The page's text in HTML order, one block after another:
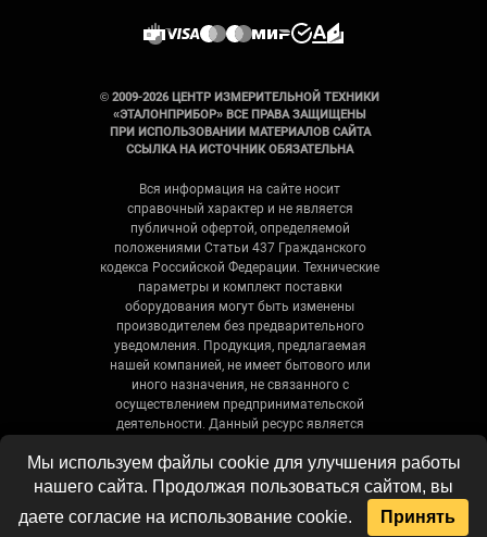
© 2009-2026 ЦЕНТР ИЗМЕРИТЕЛЬНОЙ ТЕХНИКИ
«ЭТАЛОНПРИБОР» ВСЕ ПРАВА ЗАЩИЩЕНЫ
ПРИ ИСПОЛЬЗОВАНИИ МАТЕРИАЛОВ САЙТА
ССЫЛКА НА ИСТОЧНИК ОБЯЗАТЕЛЬНА
Вся информация на сайте носит
справочный характер и не является
публичной офертой, определяемой
положениями Статьи 437 Гражданского
кодекса Российской Федерации. Технические
параметры и комплект поставки
оборудования могут быть изменены
производителем без предварительного
уведомления. Продукция, предлагаемая
нашей компанией, не имеет бытового или
иного назначения, не связанного с
осуществлением предпринимательской
деятельности. Данный ресурс является
не является интернет-магазином и носит
исключительно информационный характер.
Мы используем файлы cookie для улучшения работы
нашего сайта. Продолжая пользоваться сайтом, вы
даете согласие на использование cookie.
Принять